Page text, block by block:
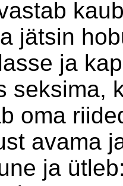
jätsin
ja
seksima,
oma
avama
ja